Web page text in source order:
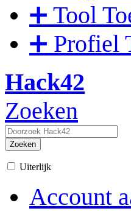
➕ Tool
➕ Profiel
Hack42
Zoeken
Zoeken
Uiterlijk
Account